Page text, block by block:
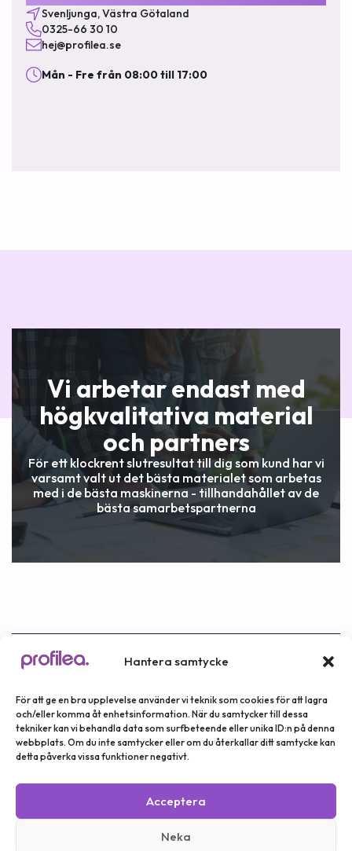
Hantera samtycke
För att ge en bra upplevelse använder vi teknik som cookies för att lagra
och/eller komma åt enhetsinformation. När du samtycker till dessa
tekniker kan vi behandla data som surfbeteende eller unika ID:n på denna
webbplats. Om du inte samtycker eller om du återkallar ditt samtycke kan
detta påverka vissa funktioner negativt.
Acceptera
Neka
Svenljunga, Västra Götaland
0325-66 30 10
hej@profilea.se
Mån - Fre från 08:00 till 17:00
Vi arbetar endast med
högkvalitativa material
och partners
För ett klockrent slutresultat till dig som kund har vi
varsamt valt ut det bästa materialet som arbetas
med i de bästa maskinerna - tillhandahållet av de
bästa samarbetspartnerna
Nyheter och erbjudanden
erbjudanden och annan information.